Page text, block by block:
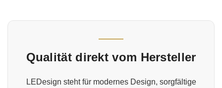
Qualität direkt vom Hersteller
LEDesign steht für modernes Design, sorgfältige